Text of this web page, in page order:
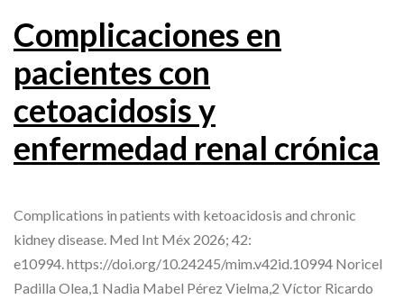
Complicaciones en
pacientes con
cetoacidosis y
enfermedad renal crónica
Complications in patients with ketoacidosis and chronic
kidney disease. Med Int Méx 2026; 42:
e10994. https://doi.org/10.24245/mim.v42id.10994 Noricel
Padilla Olea,1 Nadia Mabel Pérez Vielma,2 Víctor Ricardo